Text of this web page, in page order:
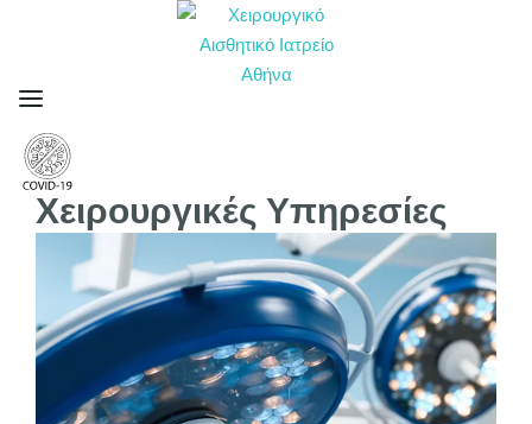
Χειρουργικές Υπηρεσίες